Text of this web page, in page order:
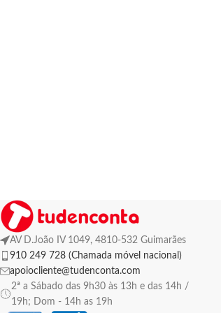
AV D.João IV 1049, 4810-532 Guimarães
910 249 728 (Chamada móvel nacional)
apoiocliente@tudenconta.com
2ª a Sábado das 9h30 às 13h e das 14h /
19h; Dom - 14h as 19h